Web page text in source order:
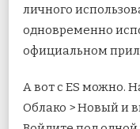
личного
одновременно
официальном
А вот с ES можно.
Облако > Новый и